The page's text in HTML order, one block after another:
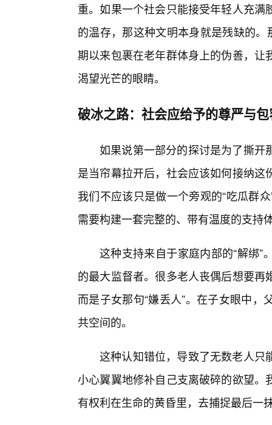
重。如果一个社会只能接受年轻人充
的温存，那这种文明本身就是残缺的
期以来包裹在老年群体身上的伪善，
渴望光芒的眼睛。
破冰之路：社会应给予的尊严与
如果说第一部分的探讨是为了撕开
是当帘幕拉开后，社会应该如何接纳
我们不应该只是做一个旁观的“吃瓜群
需要构建一套完整的、带有温度的支持
这种支持来自于家庭内部的“解绑
的最大监督者。很多老人丧偶后想要
而是子女那句“嫌丢人”。在子女眼中
共空间的。
这种认知错位，导致了无数老人只
小心翼翼地修补自己支离破碎的欲望
有权利在生命的黄昏里，去捕捉最后一